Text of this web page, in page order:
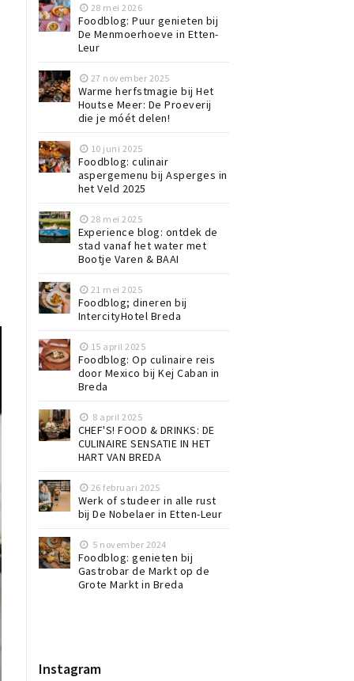
28 mei 2026
Foodblog: Puur genieten bij
De Menmoerhoeve in Etten-
Leur
27 november 2025
Warme herfstmagie bij Het
Houtse Meer: De Proeverij
die je móét delen!
10 juni 2025
Foodblog: culinair
aspergemenu bij Asperges in
het Veld 2025
28 mei 2025
Experience blog: ontdek de
stad vanaf het water met
Bootje Varen & BAAI
21 mei 2025
Foodblog; dineren bij
IntercityHotel Breda
15 april 2025
Foodblog: Op culinaire reis
door Mexico bij Kej Caban in
Breda
8 april 2025
CHEF'S! FOOD & DRINKS: DE
CULINAIRE SENSATIE IN HET
HART VAN BREDA
26 februari 2025
Werk of studeer in alle rust
bij De Nobelaer in Etten-Leur
5 november 2024
Foodblog: genieten bij
Gastrobar de Markt op de
Grote Markt in Breda
Instagram